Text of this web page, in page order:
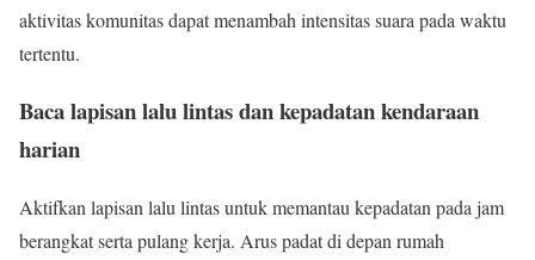
aktivitas komunitas dapat menambah intensitas suara pada waktu
tertentu.
Baca lapisan lalu lintas dan kepadatan kendaraan
harian
Aktifkan lapisan lalu lintas untuk memantau kepadatan pada jam
berangkat serta pulang kerja. Arus padat di depan rumah